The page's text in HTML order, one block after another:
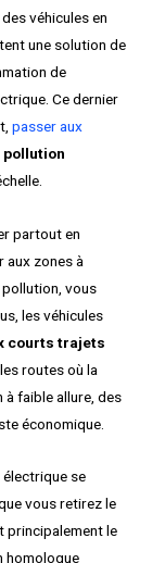
véhicules en
une solution de
de
Ce dernier
passer aux
partout en
aux zones à
vous
les véhicules
courts trajets
routes où la
faible allure, des
économique.
se
vous retirez le
principalement le
homologue